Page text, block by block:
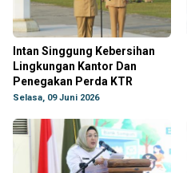
Intan Singgung Kebersihan
Lingkungan Kantor Dan
Penegakan Perda KTR
Selasa, 09 Juni 2026